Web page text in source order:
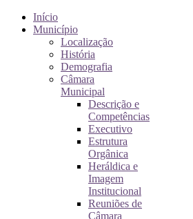
Início
Município
Localização
História
Demografia
Câmara
Municipal
Descrição e
Competências
Executivo
Estrutura
Orgânica
Heráldica e
Imagem
Institucional
Reuniões de
Câmara